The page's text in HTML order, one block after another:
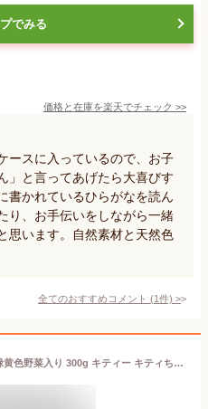
でみる
価格と在庫を楽天でチェック >>
ースに入っているので、お子
」と言ってあげたら大喜びす
書かれているひらがなを読ん
り、お手伝いをしながら一緒
思います。自然素材と天然色
全てのおすすめコメント (1件) >
ハローキティ 播州そうめん 緑黄色野菜入り 300g キティー キティちゃん キャラクター グッズ 食品 食べ物 乾麺 非常食 保存食 日持ちする お取り寄せ グルメ 日本 お土産